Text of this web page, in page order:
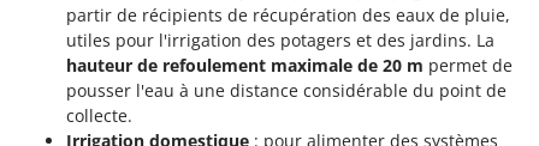
Outdoorchef
Palazzetti
Palumbo Pavi
partir de récipients de récupération des eaux de pluie,
utiles pour l'irrigation des potagers et des jardins. La
hauteur de refoulement maximale de 20 m permet de
pousser l'eau à une distance considérable du point de
collecte.
Irrigation domestique : pour alimenter des systèmes